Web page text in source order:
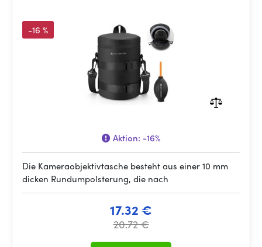
-16 %
Aktion: -16%
Die Kameraobjektivtasche besteht aus einer 10 mm
dicken Rundumpolsterung, die nach
17.32 €
20.72 €